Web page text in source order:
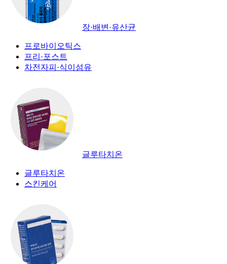
장·배변·유산균
프로바이오틱스
프리·포스트
차전자피·식이섬유
글루타치온
글루타치온
스킨케어